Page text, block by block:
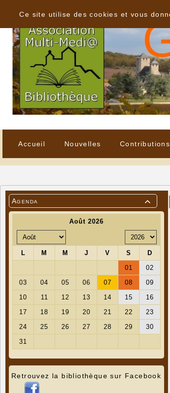
Accueil Nouvelles Contributions

Agenda
Retrouvez la bibliothèque sur Facebook
Ce site utilise des cookies et vous